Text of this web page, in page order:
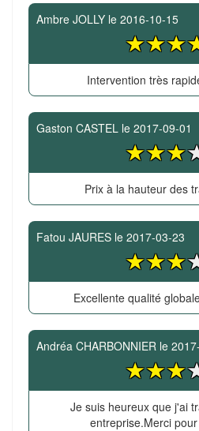
Ambre JOLLY le 2016-10-15
Intervention très
Gaston CASTEL le 2017-09-01
Prix à la hauteur des
Fatou JAURES le 2017-03-23
Excellente qualité
Andréa CHARBONNIER le
Je suis heureux que j'ai
entreprise.Merci